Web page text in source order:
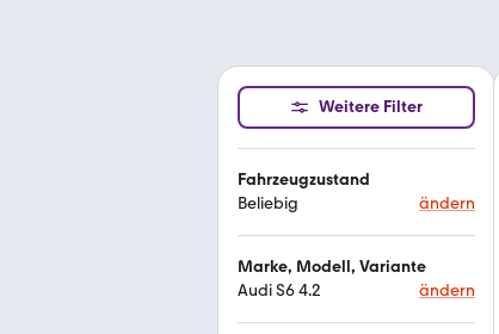
Weitere Filter
Fahrzeugzustand
Beliebig
ändern
Marke, Modell, Variante
Audi S6 4.2
ändern